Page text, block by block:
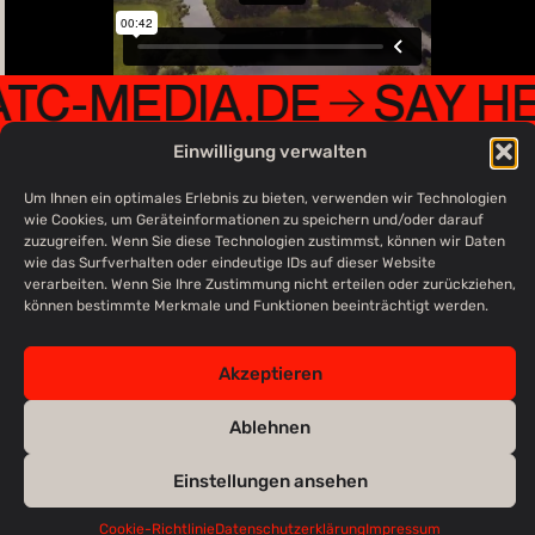
Einwilligung verwalten
Um Ihnen ein optimales Erlebnis zu bieten, verwenden wir Technologien
wie Cookies, um Geräteinformationen zu speichern und/oder darauf
zuzugreifen. Wenn Sie diese Technologien zustimmst, können wir Daten
wie das Surfverhalten oder eindeutige IDs auf dieser Website
verarbeiten. Wenn Sie Ihre Zustimmung nicht erteilen oder zurückziehen,
können bestimmte Merkmale und Funktionen beeinträchtigt werden.
Akzeptieren
Ablehnen
Einstellungen ansehen
Cookie-RichtlinieDatenschutzerklärungImpressum
MEDIA.DE SAY
home
agentur
impressum
datenschutz
© 2026
ATC
MEDIA